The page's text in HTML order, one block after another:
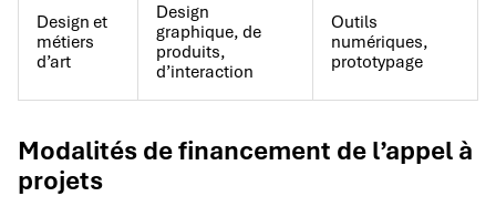
Design et
métiers
d’art
Design
graphique, de
produits,
d’interaction
Outils
numériques,
prototypage
Modalités de financement de l’appel à
projets